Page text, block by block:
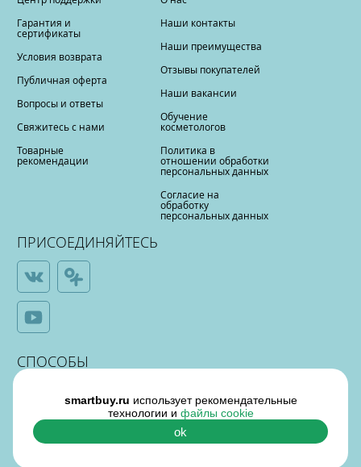
Гарантия и
сертификаты
Условия возврата
Публичная оферта
Вопросы и ответы
Свяжитесь с нами
Товарные
рекомендации
Наши контакты
Наши преимущества
Отзывы покупателей
Наши вакансии
Обучение
косметологов
Политика в
отношении обработки
персональных данных
Согласие на
обработку
персональных данных
ПРИСОЕДИНЯЙТЕСЬ
СПОСОБЫ
ОПЛАТЫ
smartbuy.ru использует рекомендательные
технологии и файлы cookie
ok